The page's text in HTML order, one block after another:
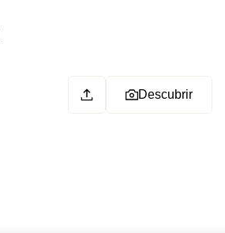
Descubrir